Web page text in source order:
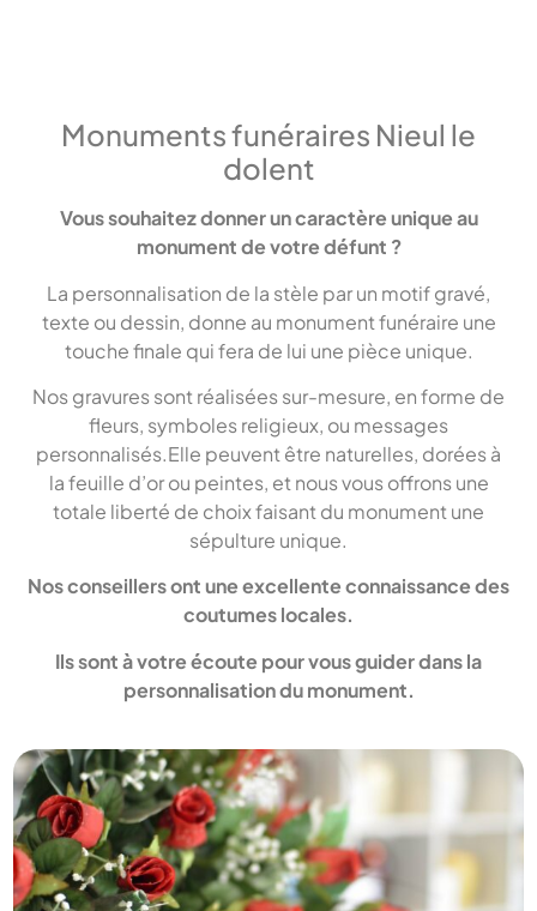
Monuments funéraires Nieul le
dolent
Vous souhaitez donner un caractère unique au
monument de votre défunt ?
La personnalisation de la stèle par un motif gravé,
texte ou dessin, donne au monument funéraire une
touche finale qui fera de lui une pièce unique.
Nos gravures sont réalisées sur-mesure, en forme de
fleurs, symboles religieux, ou messages
personnalisés.Elle peuvent être naturelles, dorées à
la feuille d’or ou peintes, et nous vous offrons une
totale liberté de choix faisant du monument une
sépulture unique.
Nos conseillers ont une excellente connaissance des
coutumes locales.
Ils sont à votre écoute pour vous guider dans la
personnalisation du monument.